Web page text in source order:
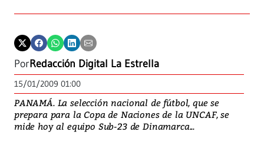
PorRedacción Digital La Estrella
15/01/2009 01:00
PANAMÁ. La selección nacional de fútbol, que se
prepara para la Copa de Naciones de la UNCAF, se
mide hoy al equipo Sub-23 de Dinamarca...